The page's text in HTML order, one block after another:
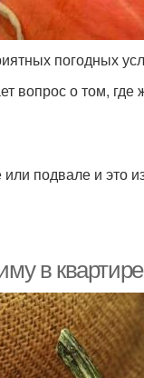
погодных
вопрос о том, где
подвале и это
в